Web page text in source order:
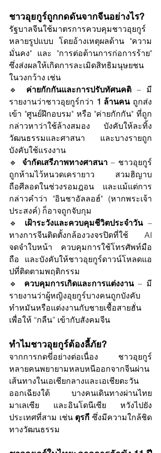
ชาวอุยกูร์ถูกกดดันจากจีนอย่างไร?
รัฐบาลจีนใช้มาตรการควบคุมชาวอุยกูร์
หลายรูปแบบ โดยอ้างเหตุผลด้าน "ความ
มั่นคง" และ "การต่อต้านการก่อการร้าย"
ซึ่งส่งผลให้เกิดการละเมิดสิทธิมนุษยชน
ในวงกว้าง เช่น
🔹 ค่ายกักกันและการปรับทัศนคติ – มี
รายงานว่าชาวอุยกูร์กว่า 1 ล้านคน ถูกส่ง
เข้า "ศูนย์ฝึกอบรม" หรือ "ค่ายกักกัน" ที่ถูก
กล่าวหาว่าใช้ล้างสมอง บังคับให้ละทิ้ง
วัฒนธรรมและศาสนา และบางรายถูก
บังคับใช้แรงงาน
🔹 จำกัดเสรีภาพทางศาสนา – ชาวอุยกูร์
ถูกห้ามไว้หนวดเครายาว สวมฮิญาบ
ถือศีลอดในช่วงรอมฎอน และแม้แต่การ
กล่าวคำว่า "อินชาอัลลอฮ์" (หากพระเจ้า
ประสงค์) ก็อาจถูกจับกุม
🔹 เฝ้าระวังและควบคุมชีวิตประจำวัน –
ทางการจีนติดตั้งกล้องวงจรปิดที่ใช้ AI
จดจำใบหน้า ควบคุมการใช้โทรศัพท์มือ
ถือ และบังคับให้ชาวอุยกูร์ดาวน์โหลดแอ
ปที่ติดตามพฤติกรรม
🔹 ควบคุมการเกิดและการแต่งงาน – มี
รายงานว่าผู้หญิงอุยกูร์บางคนถูกบังคับ
ทำหมันหรือแต่งงานกับชายเชื้อสายฮั่น
เพื่อให้ “กลืน” เข้ากับสังคมจีน
ทำไมชาวอุยกูร์ต้องลี้ภัย?
จากการกดขี่อย่างต่อเนื่อง ชาวอุยกูร์
หลายคนพยายามหลบหนีออกจากจีนผ่าน
เส้นทางในเอเชียกลางและเอเชียตะวัน
ออกเฉียงใต้ บางคนเดินทางผ่านไทย
มาเลเซีย และอินโดนีเซีย หวังไปยัง
ประเทศที่สาม เช่น ตุรกี ซึ่งมีความใกล้ชิด
ทางวัฒนธรรม